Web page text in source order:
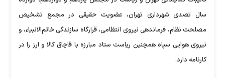
سال تصدی شهرداری تهران، عضویت حقیقی در مجمع تشخیص
مصلحت نظام، فرماندهی نیروی انتظامی، قرارگاه سازندگی خاتم‌الانبیاء، و
نیروی هوایی سپاه همچنین ریاست ستاد مبارزه با قاچاق کالا و ارز را در
کارنامه دارد.